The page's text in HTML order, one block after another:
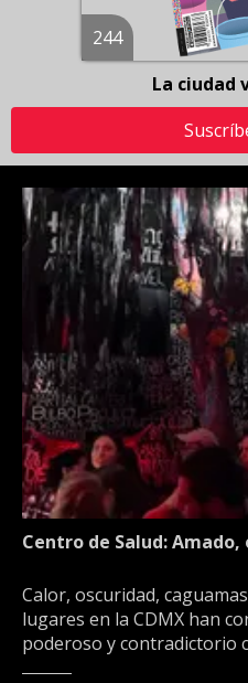
244
La ciudad
Centro de Salud:
Calor, oscuridad,
lugares en la CDMX han
poderoso y contradictorio